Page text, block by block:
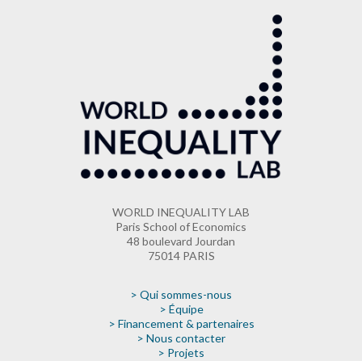
WORLD INEQUALITY LAB
Paris School of Economics
48 boulevard Jourdan
75014 PARIS
> Qui sommes-nous
> Équipe
> Financement & partenaires
> Nous contacter
> Projets